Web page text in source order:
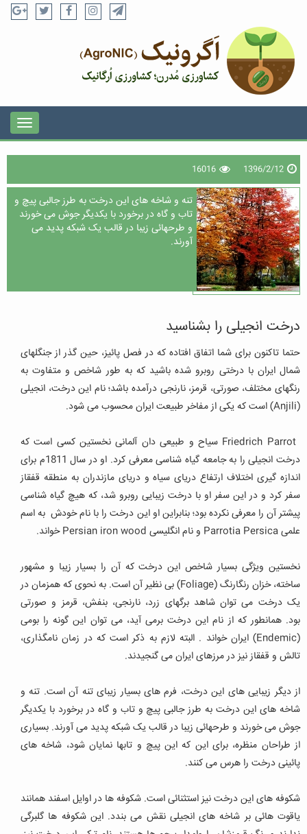
1396/2/12
16016
تنه و شاخه‏ های این درخت به طرز جالبی پیچ و
تاب و گاه در برخورد با یکدیگر جوش می‏ خورند
و طرح‏هائی زیبا در قالب یک شبکه پدید می‏
آورند.
درخت انجیلی را بشناسید
حتما تاکنون برای شما اتفاق افتاده که در فصل پائیز، حین گذر از جنگل‏های
شمال ایران با درختی روبرو شده باشید که به طور شاخص و متفاوت به
رنگ‏های مختلف، صورتی، قرمز، نارنجی درآمده باشد؛ نام این درخت، انجیلی
(Anjili)
است که یکی از مفاخر طبیعت ایران محسوب می ‏شود.
Friedrich Parrot سیاح و طبیعی دان آلمانی نخستین کسی است که
درخت انجیلی را به جامعه گیاه‏ شناسی معرفی کرد. او در سال 1811م برای
اندازه گیری اختلاف ارتفاع دریای سیاه و دریای مازندران به منطقه قفقاز
سفر کرد و در این سفر او با درخت زیبایی روبرو شد، که هیچ گیاه شناسی
پیشتر آن را معرفی نکرده بود؛ بنابراین او این درخت را با نام خودش به اسم
علمیParrotia Persica و نام انگلیسی Persian iron woodخواند.
نخستین ویژگی بسیار شاخص این درخت که آن را بسیار زیبا و مشهور
ساخته، خزان رنگارنگ(Foliage)
بی‏ نظیر آن است. به نحوی که همزمان در
یک درخت می ‏توان شاهد برگ‏های زرد، نارنجی، بنفش، قرمز و صورتی
بود. همانطور که از نام این درخت برمی ‏آید، می‏ توان این گونه را بومی
(Endemic)
ایران خواند . البته لازم به ذکر است که در زمان نام‏گذاری،
تالش و قفقاز نیز در مرزهای ایران می‏ گنجیدند.
از دیگر زیبایی‏ های این درخت، فرم‏ های بسیار زیبای تنه‏ آن است. تنه و
شاخه‏ های این درخت به طرز جالبی پیچ و تاب و گاه در برخورد با یکدیگر
جوش می‏ خورند و طرح‏هائی زیبا در قالب یک شبکه پدید می‏ آورند. بسیاری
از طراحان منظره، برای این که این پیچ و تاب‏ها نمایان شود، شاخه‏ های
پائینی درخت را هرس می‏ کنند.
شکوفه‏ های این درخت نیز استثنائی است. شکوفه‏ ها در اوایل اسفند همانند
یاقوت‏ هائی بر شاخه ‏های انجیلی نقش می‏ بندد. این شکوفه‏ ها گلبرگی